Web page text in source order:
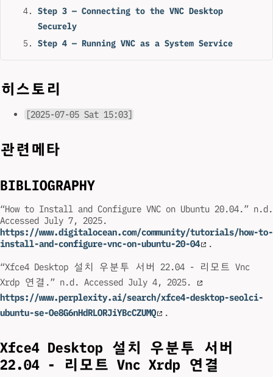
Step 3 — Connecting to the VNC Desktop
Securely
Step 4 — Running VNC as a System Service
히스토리
[2025-07-05 Sat 15:03]
관련메타
BIBLIOGRAPHY
“How to Install and Configure VNC on Ubuntu 20.04.” n.d.
Accessed July 7, 2025.
https://www.digitalocean.com/community/tutorials/how-to-
install-and-configure-vnc-on-ubuntu-20-04
.
“Xfce4 Desktop 설치 우분투 서버 22.04 - 리모트 Vnc
Xrdp 연결.” n.d. Accessed July 4, 2025.
https://www.perplexity.ai/search/xfce4-desktop-seolci-
ubuntu-se-Oe8G6nHdRLORJiYBcCZUMQ
.
Xfce4 Desktop 설치 우분투 서버
22.04 - 리모트 Vnc Xrdp 연결